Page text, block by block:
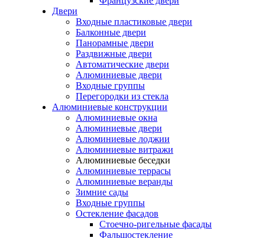
Двери
Входные пластиковые двери
Балконные двери
Панорамные двери
Раздвижные двери
Автоматические двери
Алюминиевые двери
Входные группы
Перегородки из стекла
Алюминиевые конструкции
Алюминиевые окна
Алюминиевые двери
Алюминиевые лоджии
Алюминиевые витражи
Алюминиевые беседки
Алюминиевые террасы
Алюминиевые веранды
Зимние сады
Входные группы
Остекление фасадов
Стоечно-ригельные фасады
Фальшостекление